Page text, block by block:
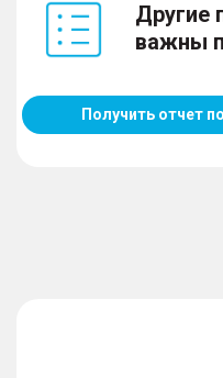
Другие
важны
Получить отчет